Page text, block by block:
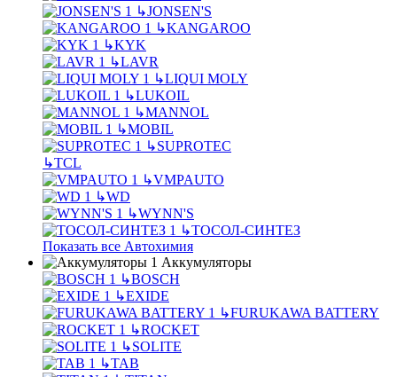
↳JONSEN'S
↳KANGAROO
↳KYK
↳LAVR
↳LIQUI MOLY
↳LUKOIL
↳MANNOL
↳MOBIL
↳SUPROTEC
↳TCL
↳VMPAUTO
↳WD
↳WYNN'S
↳ТОСОЛ-СИНТЕЗ
Показать все Автохимия
Аккумуляторы
↳BOSCH
↳EXIDE
↳FURUKAWA BATTERY
↳ROCKET
↳SOLITE
↳TAB